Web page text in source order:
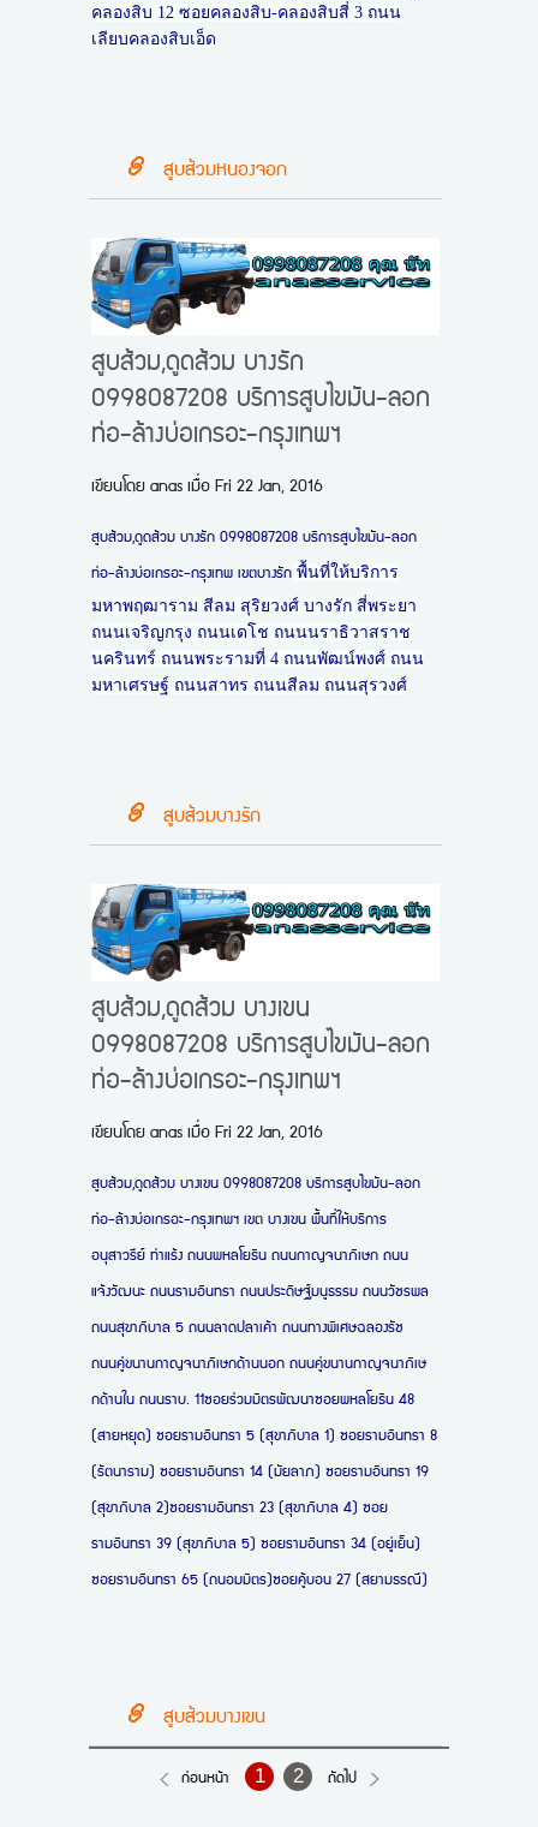
คลองสิบ 12 ซอยคลองสิบ-คลองสิบสี่ 3 ถนน
เลียบคลองสิบเอ็ด
สูบส้วมหนองจอก
สูบส้วม,ดูดส้วม บางรัก
0998087208 บริการสูบไขมัน-ลอก
ท่อ-ล้างบ่อเกรอะ-กรุงเทพฯ
เขียนโดย anas เมื่อ Fri 22 Jan, 2016
สูบส้วม,ดูดส้วม บางรัก 0998087208 บริการสูบไขมัน-ลอก
ท่อ-ล้างบ่อเกรอะ-กรุงเทพ เขตบางรัก พื้นที่ให้บริการ
มหาพฤฒาราม สีลม สุริยวงศ์ บางรัก สี่พระยา
ถนนเจริญกรุง ถนนเดโช ถนนนราธิวาสราช
นครินทร์ ถนนพระรามที่ 4 ถนนพัฒน์พงศ์ ถนน
มหาเศรษฐ์ ถนนสาทร ถนนสีลม ถนนสุรวงศ์
สูบส้วมบางรัก
สูบส้วม,ดูดส้วม บางเขน
0998087208 บริการสูบไขมัน-ลอก
ท่อ-ล้างบ่อเกรอะ-กรุงเทพฯ
เขียนโดย anas เมื่อ Fri 22 Jan, 2016
สูบส้วม,ดูดส้วม บางเขน 0998087208 บริการสูบไขมัน-ลอก
ท่อ-ล้างบ่อเกรอะ-กรุงเทพฯ เขต บางเขน พื้นที่ให้บริการ
อนุสาวรีย์ ท่าแร้ง ถนนพหลโยธิน ถนนกาญจนาภิเษก ถนน
แจ้งวัฒนะ ถนนรามอินทรา ถนนประดิษฐ์มนูธรรม ถนนวัชรพล
ถนนสุขาภิบาล 5 ถนนลาดปลาเค้า ถนนทางพิเศษฉลองรัช
ถนนคู่ขนานกาญจนาภิเษกด้านนอก ถนนคู่ขนานกาญจนาภิเษ
กด้านใน ถนนราบ. 11ซอยร่วมมิตรพัฒนาซอยพหลโยธิน 48
(สายหยุด) ซอยรามอินทรา 5 (สุขาภิบาล 1) ซอยรามอินทรา 8
(รัตนาราม) ซอยรามอินทรา 14 (มัยลาภ) ซอยรามอินทรา 19
(สุขาภิบาล 2)ซอยรามอินทรา 23 (สุขาภิบาล 4) ซอย
รามอินทรา 39 (สุขาภิบาล 5) ซอยรามอินทรา 34 (อยู่เย็น)
ซอยรามอินทรา 65 (ถนอมมิตร)ซอยคู้บอน 27 (สยามธรณี)
สูบส้วมบางเขน
ก่อนหน้า 1 2 ถัดไป